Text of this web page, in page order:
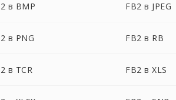
в BMP FB2 в JPEG
в PNG FB2 в RB
в TCR FB2 в XLS